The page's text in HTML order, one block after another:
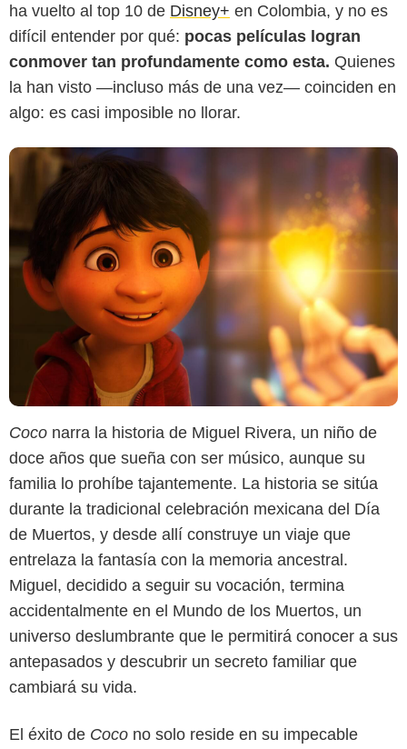
ha vuelto al top 10 de Disney+ en Colombia, y no es
difícil entender por qué: pocas películas logran
conmover tan profundamente como esta. Quienes
la han visto —incluso más de una vez— coinciden en
algo: es casi imposible no llorar.
Coco narra la historia de Miguel Rivera, un niño de
doce años que sueña con ser músico, aunque su
familia lo prohíbe tajantemente. La historia se sitúa
durante la tradicional celebración mexicana del Día
de Muertos, y desde allí construye un viaje que
entrelaza la fantasía con la memoria ancestral.
Miguel, decidido a seguir su vocación, termina
accidentalmente en el Mundo de los Muertos, un
universo deslumbrante que le permitirá conocer a sus
antepasados y descubrir un secreto familiar que
cambiará su vida.
El éxito de Coco no solo reside en su impecable